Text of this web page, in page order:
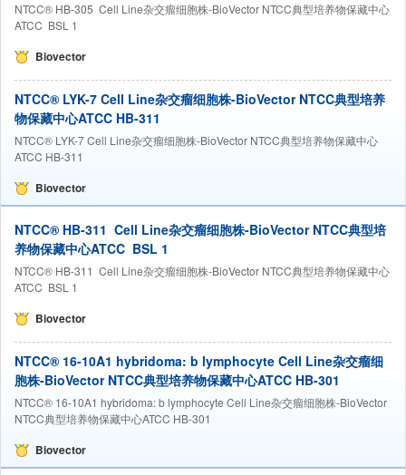
NTCC® HB-305 Cell Line杂交瘤细胞株-BioVector NTCC典型培养物保藏中心
ATCC BSL 1
Biovector
NTCC® LYK-7 Cell Line杂交瘤细胞株-BioVector NTCC典型培养
物保藏中心ATCC HB-311
NTCC® LYK-7 Cell Line杂交瘤细胞株-BioVector NTCC典型培养物保藏中心
ATCC HB-311
Biovector
NTCC® HB-311 Cell Line杂交瘤细胞株-BioVector NTCC典型培
养物保藏中心ATCC BSL 1
NTCC® HB-311 Cell Line杂交瘤细胞株-BioVector NTCC典型培养物保藏中心
ATCC BSL 1
Biovector
NTCC® 16-10A1 hybridoma: b lymphocyte Cell Line杂交瘤细
胞株-BioVector NTCC典型培养物保藏中心ATCC HB-301
NTCC® 16-10A1 hybridoma: b lymphocyte Cell Line杂交瘤细胞株-BioVector
NTCC典型培养物保藏中心ATCC HB-301
Biovector